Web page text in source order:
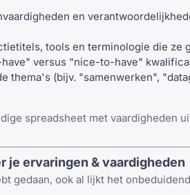
en
tools en terminologie die ze
versus "nice-to-have"
thema's (bijv. "samenwerken",
spreadsheet met vaardigheden
je ervaringen & vaardigheden
gedaan, ook al lijkt het